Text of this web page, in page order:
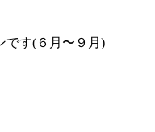
です(６月〜９月)